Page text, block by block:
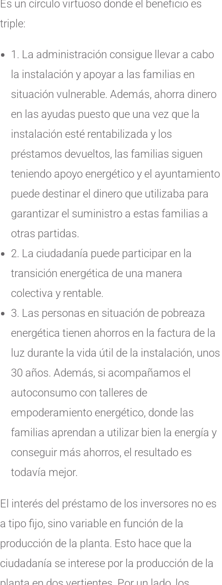
Es un círculo virtuoso donde el beneficio es
triple:
1. La administración consigue llevar a cabo
la instalación y apoyar a las familias en
situación vulnerable. Además, ahorra dinero
en las ayudas puesto que una vez que la
instalación esté rentabilizada y los
préstamos devueltos, las familias siguen
teniendo apoyo energético y el ayuntamiento
puede destinar el dinero que utilizaba para
garantizar el suministro a estas familias a
otras partidas.
2. La ciudadanía puede participar en la
transición energética de una manera
colectiva y rentable.
3. Las personas en situación de pobreaza
energética tienen ahorros en la factura de la
luz durante la vida útil de la instalación, unos
30 años. Además, si acompañamos el
autoconsumo con talleres de
empoderamiento energético, donde las
familias aprendan a utilizar bien la energía y
conseguir más ahorros, el resultado es
todavía mejor.
El interés del préstamo de los inversores no es
a tipo fijo, sino variable en función de la
producción de la planta. Esto hace que la
ciudadanía se interese por la producción de la